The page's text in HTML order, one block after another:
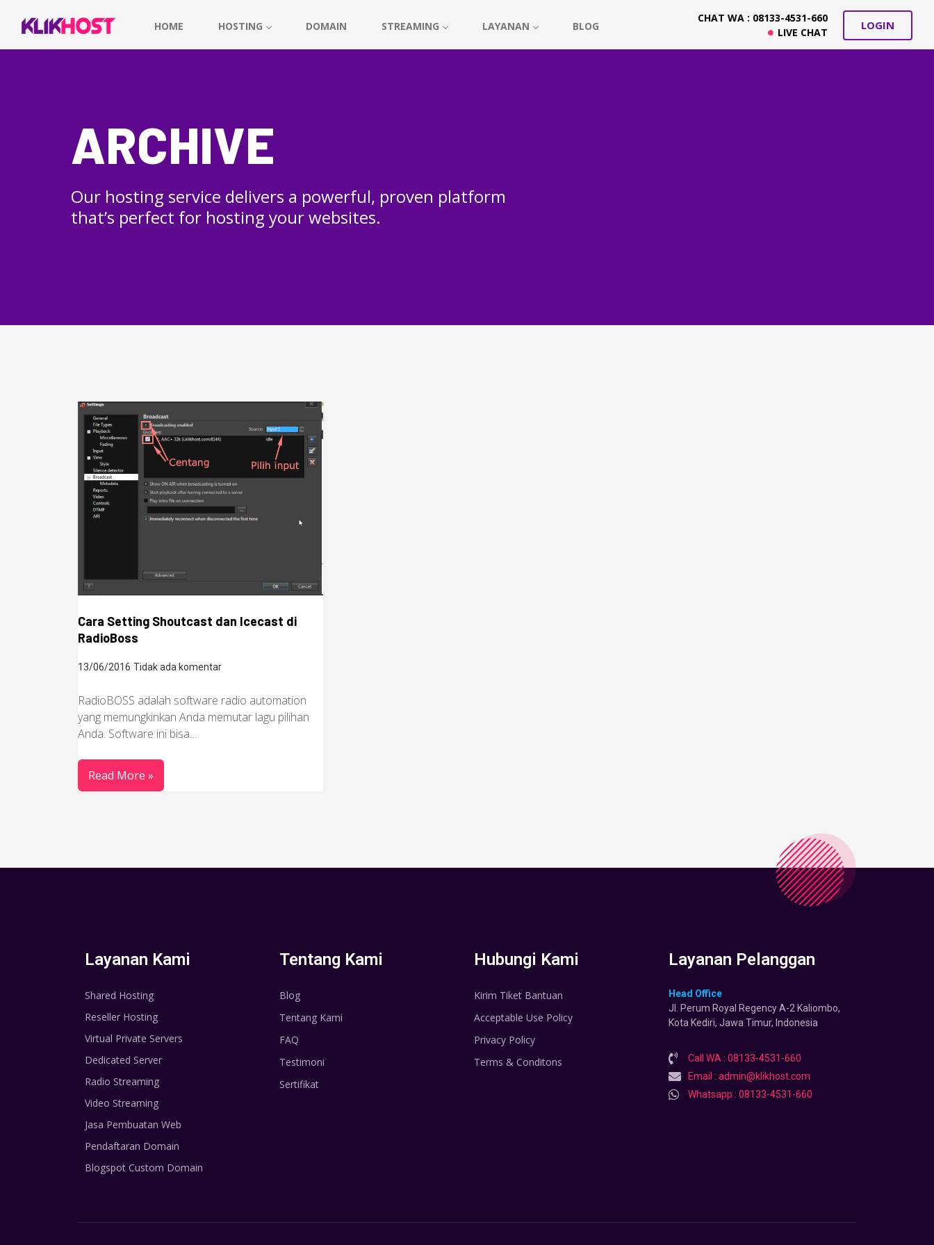
HOME HOSTING DOMAIN STREAMING LAYANAN BLOG
CHAT WA : 08133-4531-660
LIVE CHAT
LOGIN
ARCHIVE
Our hosting service delivers a powerful, proven platform
that’s perfect for hosting your websites.
Cara Setting Shoutcast dan Icecast di
RadioBoss
13/06/2016 Tidak ada komentar
RadioBOSS adalah software radio automation
yang memungkinkan Anda memutar lagu pilihan
Anda. Software ini bisa…
Read More »
Layanan Kami
Shared Hosting
Reseller Hosting
Virtual Private Servers
Dedicated Server
Radio Streaming
Video Streaming
Jasa Pembuatan Web
Pendaftaran Domain
Blogspot Custom Domain
Tentang Kami
Blog
Tentang Kami
FAQ
Testimoni
Sertifikat
Hubungi Kami
Kirim Tiket Bantuan
Acceptable Use Policy
Privacy Policy
Terms & Conditons
Layanan Pelanggan
Head Office
Jl. Perum Royal Regency A-2 Kaliombo,
Kota Kediri, Jawa Timur, Indonesia
Call WA : 08133-4531-660
Email : admin@klikhost.com
Whatsapp : 08133-4531-660